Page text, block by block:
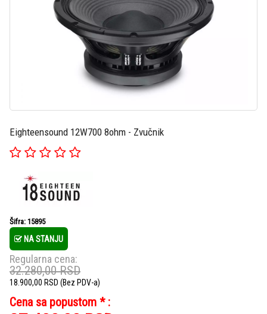
Eighteensound 12W700 8ohm - Zvučnik
Šifra: 15895
NA STANJU
Regularna cena:
32.280,00RSD
18.900,00 RSD (Bez PDV-a)
Cena sa popustom * :